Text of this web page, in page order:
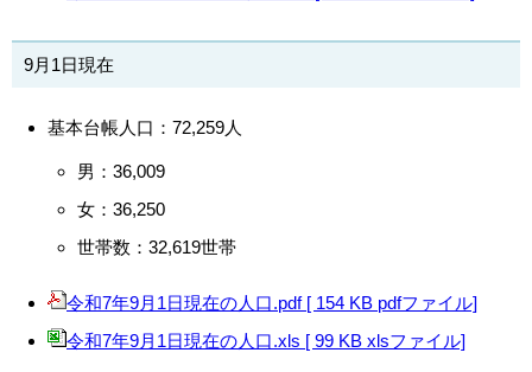
9月1日現在
基本台帳人口：72,259人
男：36,009
女：36,250
世帯数：32,619世帯
令和7年9月1日現在の人口.pdf [ 154 KB pdfファイル]
令和7年9月1日現在の人口.xls [ 99 KB xlsファイル]